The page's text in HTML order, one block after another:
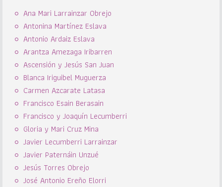
Ana Mari Larrainzar Obrejo
Antonina Martínez Eslava
Antonio Ardaiz Eslava
Arantza Amezaga Iribarren
Ascensión y Jesús San Juan
Blanca Iriguibel Muguerza
Carmen Azcarate Latasa
Francisco Esain Berasain
Francisco y Joaquín Lecumberri
Gloria y Mari Cruz Mina
Javier Lecumberri Larrainzar
Javier Paternáin Unzué
Jesús Torres Obrejo
José Antonio Ereño Elorri